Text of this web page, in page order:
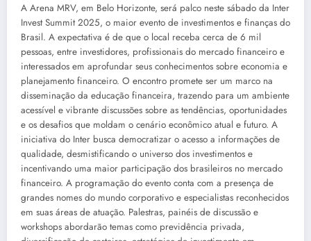
A Arena MRV, em Belo Horizonte, será palco neste sábado da Inter
Invest Summit 2025, o maior evento de investimentos e finanças do
Brasil. A expectativa é de que o local receba cerca de 6 mil
pessoas, entre investidores, profissionais do mercado financeiro e
interessados em aprofundar seus conhecimentos sobre economia e
planejamento financeiro. O encontro promete ser um marco na
disseminação da educação financeira, trazendo para um ambiente
acessível e vibrante discussões sobre as tendências, oportunidades
e os desafios que moldam o cenário econômico atual e futuro. A
iniciativa do Inter busca democratizar o acesso a informações de
qualidade, desmistificando o universo dos investimentos e
incentivando uma maior participação dos brasileiros no mercado
financeiro. A programação do evento conta com a presença de
grandes nomes do mundo corporativo e especialistas reconhecidos
em suas áreas de atuação. Palestras, painéis de discussão e
workshops abordarão temas como previdência privada,